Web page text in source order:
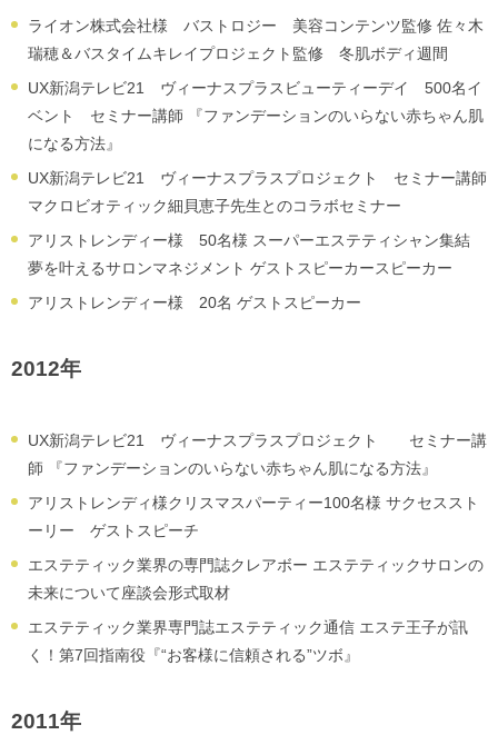
ライオン株式会社様 バストロジー 美容コンテンツ監修 佐々木
瑞穂＆バスタイムキレイプロジェクト監修 冬肌ボディ週間
UX新潟テレビ21 ヴィーナスプラスビューティーデイ 500名イ
ベント セミナー講師 『ファンデーションのいらない赤ちゃん肌
になる方法』
UX新潟テレビ21 ヴィーナスプラスプロジェクト セミナー講師
マクロビオティック細貝恵子先生とのコラボセミナー
アリストレンディー様 50名様 スーパーエステティシャン集結
夢を叶えるサロンマネジメント ゲストスピーカースピーカー
アリストレンディー様 20名 ゲストスピーカー
2012年
UX新潟テレビ21 ヴィーナスプラスプロジェクト セミナー講
師 『ファンデーションのいらない赤ちゃん肌になる方法』
アリストレンディ様クリスマスパーティー100名様 サクセススト
ーリー ゲストスピーチ
エステティック業界の専門誌クレアボー エステティックサロンの
未来について座談会形式取材
エステティック業界専門誌エステティック通信 エステ王子が訊
く！第7回指南役『“お客様に信頼される”ツボ』
2011年